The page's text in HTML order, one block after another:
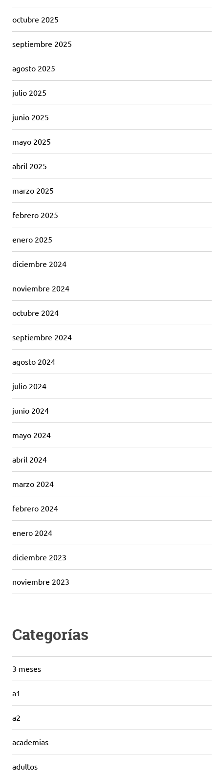
octubre 2025
septiembre 2025
agosto 2025
julio 2025
junio 2025
mayo 2025
abril 2025
marzo 2025
febrero 2025
enero 2025
diciembre 2024
noviembre 2024
octubre 2024
septiembre 2024
agosto 2024
julio 2024
junio 2024
mayo 2024
abril 2024
marzo 2024
febrero 2024
enero 2024
diciembre 2023
noviembre 2023
Categorías
3 meses
a1
a2
academias
adultos